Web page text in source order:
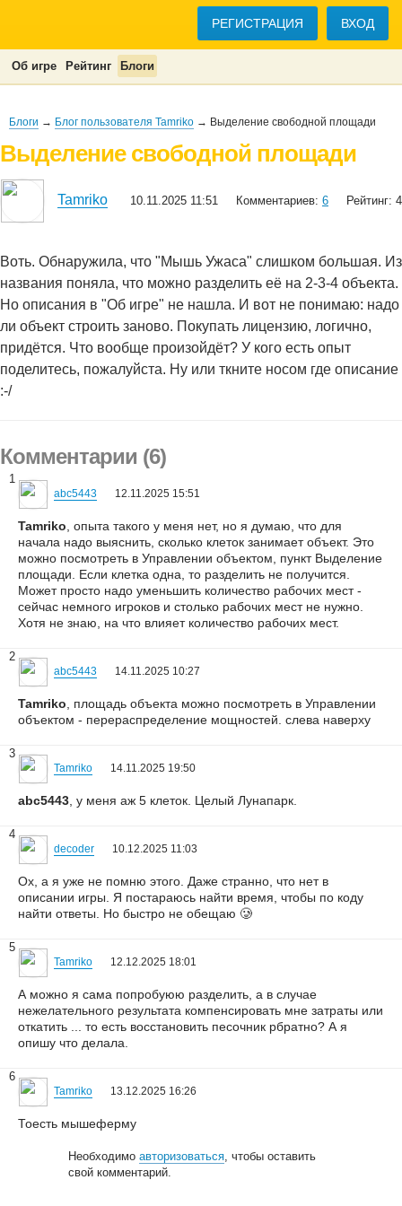
РЕГИСТРАЦИЯ ВХОД
Об игре Рейтинг Блоги
Блоги → Блог пользователя Tamriko → Выделение свободной площади
Выделение свободной площади
Tamriko 10.11.2025 11:51 Комментариев: 6 Рейтинг: 4
Воть. Обнаружила, что "Мышь Ужаса" слишком большая. Из
названия поняла, что можно разделить её на 2-3-4 объекта.
Но описания в "Об игре" не нашла. И вот не понимаю: надо
ли объект строить заново. Покупать лицензию, логично,
придётся. Что вообще произойдёт? У кого есть опыт
поделитесь, пожалуйста. Ну или ткните носом где описание
:-/
Комментарии (6)
1
abc5443 12.11.2025 15:51
Tamriko , опыта такого у меня нет, но я думаю, что для
начала надо выяснить, сколько клеток занимает объект. Это
можно посмотреть в Управлении объектом, пункт Выделение
площади. Если клетка одна, то разделить не получится.
Может просто надо уменьшить количество рабочих мест -
сейчас немного игроков и столько рабочих мест не нужно.
Хотя не знаю, на что влияет количество рабочих мест.
2
abc5443 14.11.2025 10:27
Tamriko , площадь объекта можно посмотреть в Управлении
объектом - перераспределение мощностей. слева наверху
3
Tamriko 14.11.2025 19:50
abc5443 , у меня аж 5 клеток. Целый Лунапарк.
4
decoder 10.12.2025 11:03
Ох, а я уже не помню этого. Даже странно, что нет в
описании игры. Я постараюсь найти время, чтобы по коду
найти ответы. Но быстро не обещаю 🥲
5
Tamriko 12.12.2025 18:01
А можно я сама попробуюю разделить, а в случае
нежелательного результата компенсировать мне затраты или
откатить ... то есть восстановить песочник рбратно? А я
опишу что делала.
6
Tamriko 13.12.2025 16:26
Тоесть мышеферму
Необходимоавторизоваться, чтобы оставить
свой комментарий.